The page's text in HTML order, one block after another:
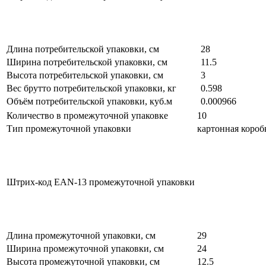
Длина потребительской упаковки, см
28
Ширина потребительской упаковки, см
11.5
Высота потребительской упаковки, см
3
Вес брутто потребительской упаковки, кг
0.598
Объём потребительской упаковки, куб.м
0.000966
Количество в промежуточной упаковке
10
Тип промежуточной упаковки
картонная
Штрих-код EAN-13 промежуточной упаковки
Длина промежуточной упаковки, см
29
Ширина промежуточной упаковки, см
24
Высота промежуточной упаковки, см
12.5